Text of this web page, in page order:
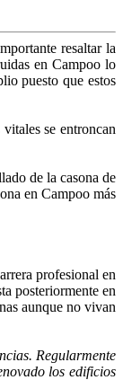
resaltar la
en Campoo lo
puesto que estos
se entroncan
de la casona de
en Campoo más
profesional en
posteriormente en
aunque no vivan
Regularmente
los edificios